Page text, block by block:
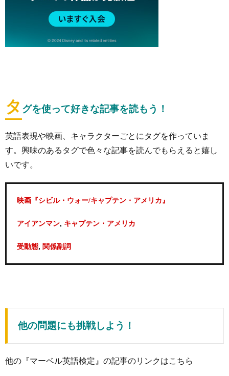
タ グを使って好きな記事を読もう！
英語表現や映画、キャラクターごとにタグを作っていま
す。興味のあるタグで色々な記事を読んでもらえると嬉し
いです。
映画『シビル・ウォー/キャプテン・アメリカ』
アイアンマン, キャプテン・アメリカ
受動態, 関係副詞
他の問題にも挑戦しよう！
他の『マーベル英語検定』の記事のリンクはこちら